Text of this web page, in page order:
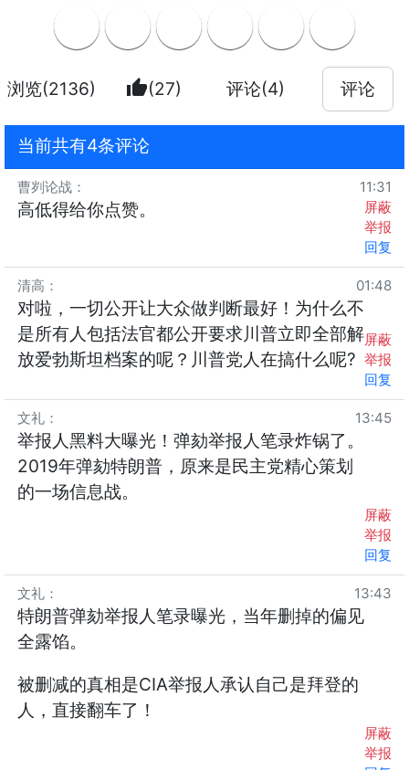
浏览(2136) thumb_up(27) 评论(4) 评论
当前共有4条评论
曹刿论战 ： 11:31
高低得给你点赞。
屏蔽
举报
回复
清高 ： 01:48
对啦，一切公开让大众做判断最好！为什么不
是所有人包括法官都公开要求川普立即全部解
放爱勃斯坦档案的呢？川普党人在搞什么呢?
屏蔽
举报
回复
文礼 ： 13:45
举报人黑料大曝光！弹劾举报人笔录炸锅了。
2019年弹劾特朗普，原来是民主党精心策划
的一场信息战。
屏蔽
举报
回复
文礼 ： 13:43
特朗普弹劾举报人笔录曝光，当年删掉的偏见
全露馅。
被删减的真相是CIA举报人承认自己是拜登的
人，直接翻车了！
屏蔽
举报